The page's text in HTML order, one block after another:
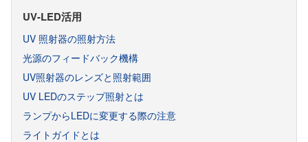
UV-LED活用
UV 照射器の照射方法
光源のフィードバック機構
UV照射器のレンズと照射範囲
UV LEDのステップ照射とは
ランプからLEDに変更する際の注意
ライトガイドとは